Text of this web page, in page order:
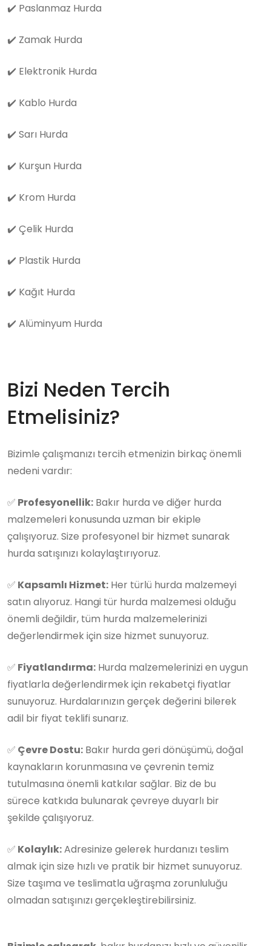
✔️ Paslanmaz Hurda
✔️ Zamak Hurda
✔️ Elektronik Hurda
✔️ Kablo Hurda
✔️ Sarı Hurda
✔️ Kurşun Hurda
✔️ Krom Hurda
✔️ Çelik Hurda
✔️ Plastik Hurda
✔️ Kağıt Hurda
✔️ Alüminyum Hurda
Bizi Neden Tercih
Etmelisiniz?
Bizimle çalışmanızı tercih etmenizin birkaç önemli
nedeni vardır:
✅ Profesyonellik: Bakır hurda ve diğer hurda
malzemeleri konusunda uzman bir ekiple
çalışıyoruz. Size profesyonel bir hizmet sunarak
hurda satışınızı kolaylaştırıyoruz.
✅ Kapsamlı Hizmet: Her türlü hurda malzemeyi
satın alıyoruz. Hangi tür hurda malzemesi olduğu
önemli değildir, tüm hurda malzemelerinizi
değerlendirmek için size hizmet sunuyoruz.
✅ Fiyatlandırma: Hurda malzemelerinizi en uygun
fiyatlarla değerlendirmek için rekabetçi fiyatlar
sunuyoruz. Hurdalarınızın gerçek değerini bilerek
adil bir fiyat teklifi sunarız.
✅ Çevre Dostu: Bakır hurda geri dönüşümü, doğal
kaynakların korunmasına ve çevrenin temiz
tutulmasına önemli katkılar sağlar. Biz de bu
sürece katkıda bulunarak çevreye duyarlı bir
şekilde çalışıyoruz.
✅ Kolaylık:Adresinize gelerek hurdanızı teslim
almak için size hızlı ve pratik bir hizmet sunuyoruz.
Size taşıma ve teslimatla uğraşma zorunluluğu
olmadan satışınızı gerçekleştirebilirsiniz.